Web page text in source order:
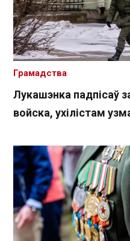
Лукашэнка падпісаў
войска, ухілістам
Грамадства